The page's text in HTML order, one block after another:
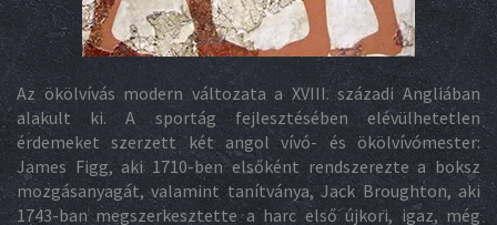
Az ökölvívás modern változata a XVIII. századi Angliában
alakult ki. A sportág fejlesztésében elévülhetetlen
érdemeket szerzett két angol vívó- és ökölvívómester:
James Figg, aki 1710-ben elsőként rendszerezte a boksz
mozgásanyagát, valamint tanítványa, Jack Broughton, aki
1743-ban megszerkesztette a harc első újkori, igaz, még